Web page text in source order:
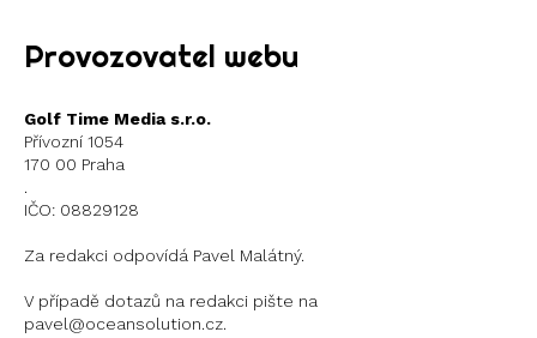
Provozovatel webu
Golf Time Media s.r.o.
Přívozní 1054
170 00 Praha
.
IČO: 08829128
Za redakci odpovídá Pavel Malátný.
V případě dotazů na redakci pište na
pavel@oceansolution.cz.